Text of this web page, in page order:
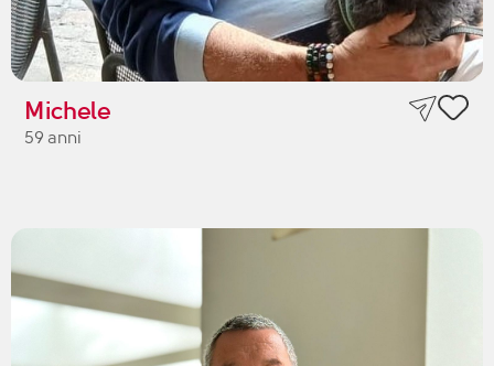
Michele
59 anni